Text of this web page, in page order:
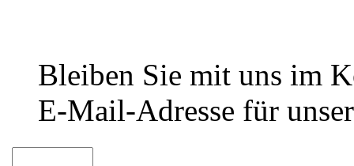
Bleiben Sie mit uns im
E-Mail-Adresse für